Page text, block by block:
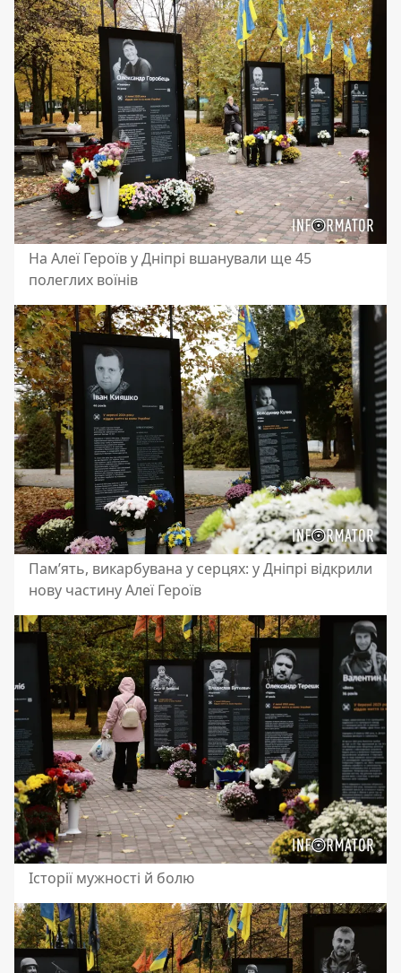
На Алеї Героїв у Дніпрі вшанували ще 45
полеглих воїнів
Пам’ять, викарбувана у серцях: у Дніпрі відкрили
нову частину Алеї Героїв
Історії мужності й болю